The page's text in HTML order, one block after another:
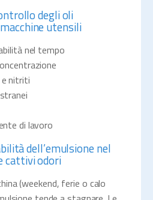
degli oli
utensili
nel tempo
nitriti
di lavoro
dell’emulsione nel
cattivi odori
(weekend, ferie o calo